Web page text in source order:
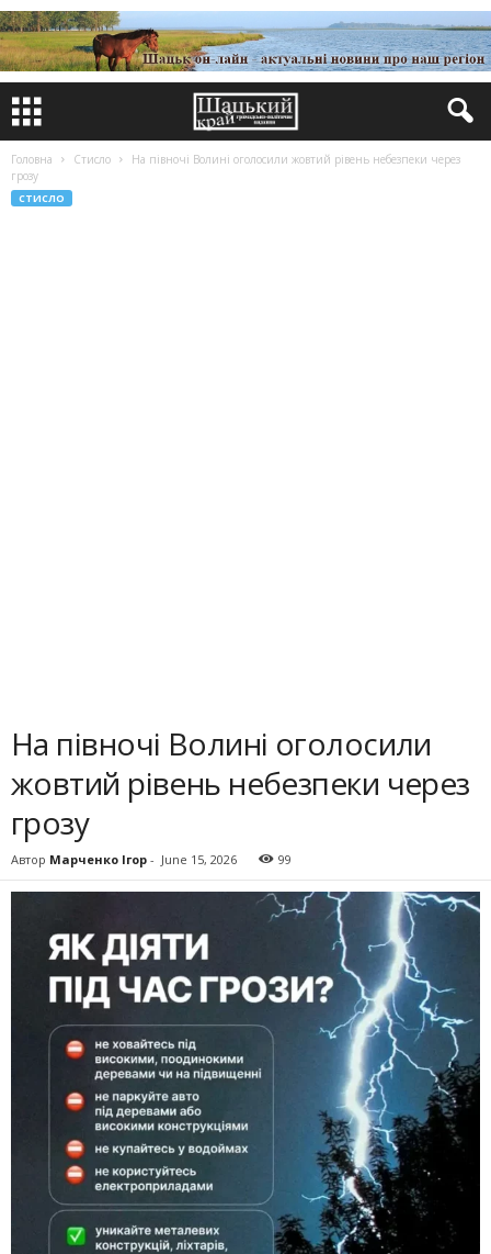
Головна Стисло
На півночі Волині оголосили жовтий рівень небезпеки через
грозу
СТИСЛО
На півночі Волині оголосили
жовтий рівень небезпеки через
грозу
Автор Марченко Ігор - June 15, 2026 99